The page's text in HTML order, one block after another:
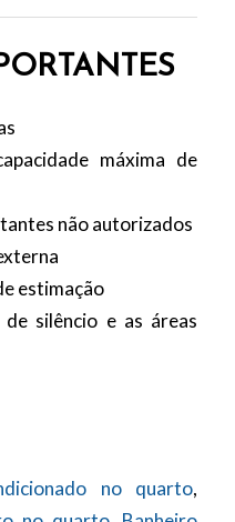
máxima de
não autorizados
estimação
silêncio e as áreas
no quarto,